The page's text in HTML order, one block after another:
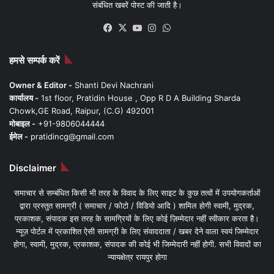
संबंधित खबरें पोस्ट की जाती है।
Facebook
X YouTubeInstagram
हमसे सम्पर्क करें
Owner & Editor - Shanti Devi Nachrani
कार्यालय - 1st floor, Pratidin House , Opp R D A Building Sharda
Chowk,GE Road, Raipur, (C.G) 492001
मोबाइल - +91-9806044444
ईमेल - pratidincg@gmail.com
Disclaimer
समाचार से सम्बंधित किसी भी तरह के विवाद के लिए साइट के कुछ तत्वों में उपयोगकर्ताओं
द्वारा प्रस्तुत सामग्री ( समाचार / फोटो / विडियो आदि ) शामिल होगी स्वामी, मुद्रक,
प्रकाशक, संपादक इस तरह के सामग्रियों के लिए कोई ज़िम्मेदार नहीं स्वीकार करता है।
न्यूज़ पोर्टल में प्रकाशित ऐसी सामग्री के लिए संवाददाता / खबर देने वाला स्वयं जिम्मेदार
होगा, स्वामी, मुद्रक, प्रकाशक, संपादक की कोई भी जिम्मेदारी नहीं होगी. सभी विवादों का
न्यायक्षेत्र रायपुर होगा